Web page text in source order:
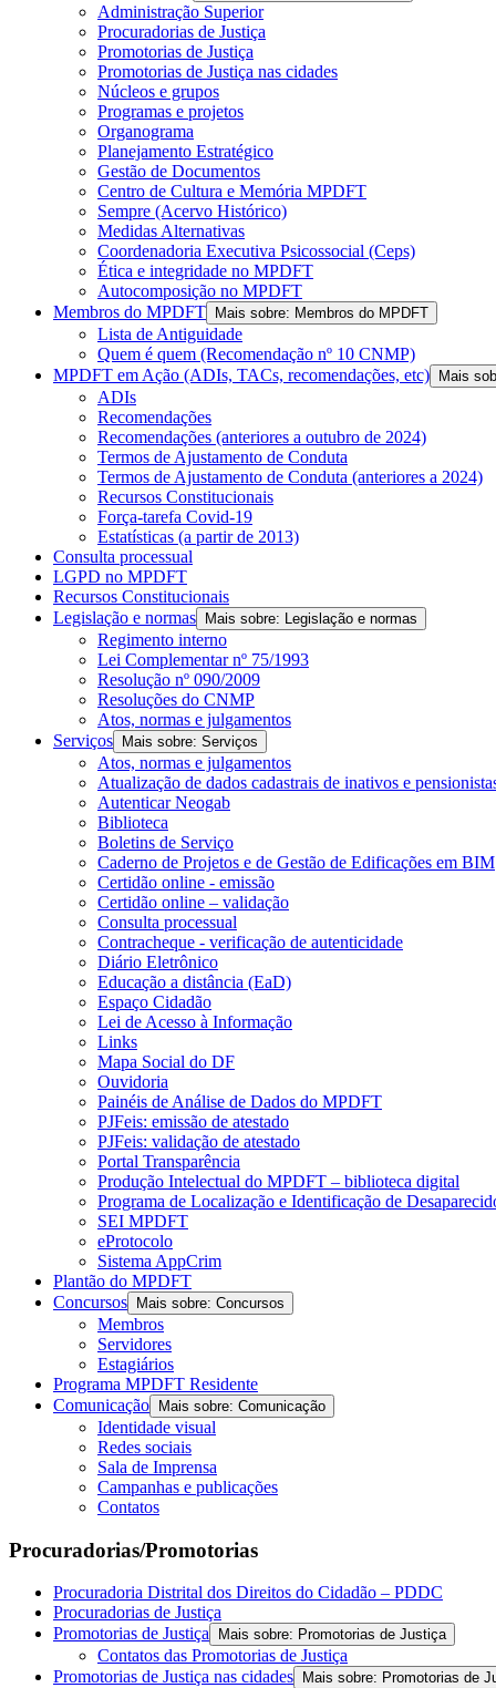
Administração Superior
Procuradorias de Justiça
Promotorias de Justiça
Promotorias de Justiça nas cidades
Núcleos e grupos
Programas e projetos
Organograma
Planejamento Estratégico
Gestão de Documentos
Centro de Cultura e Memória MPDFT
Sempre (Acervo Histórico)
Medidas Alternativas
Coordenadoria Executiva Psicossocial (Ceps)
Ética e integridade no MPDFT
Autocomposição no MPDFT
Membros do MPDFT
Mais sobre: Membros do MPDFT
Lista de Antiguidade
Quem é quem (Recomendação nº 10 CNMP)
MPDFT em Ação (ADIs, TACs, recomendações, etc)
Mais
ADIs
Recomendações
Recomendações (anteriores a outubro de 2024)
Termos de Ajustamento de Conduta
Termos de Ajustamento de Conduta (anteriores a 2024)
Recursos Constitucionais
Força-tarefa Covid-19
Estatísticas (a partir de 2013)
Consulta processual
LGPD no MPDFT
Recursos Constitucionais
Legislação e normas
Mais sobre: Legislação e normas
Regimento interno
Lei Complementar nº 75/1993
Resolução nº 090/2009
Resoluções do CNMP
Atos, normas e julgamentos
Serviços
Mais sobre: Serviços
Atos, normas e julgamentos
Atualização de dados cadastrais de inativos e
Autenticar Neogab
Biblioteca
Boletins de Serviço
Caderno de Projetos e de Gestão de Edificações em BIM
Certidão online - emissão
Certidão online – validação
Consulta processual
Contracheque - verificação de autenticidade
Diário Eletrônico
Educação a distância (EaD)
Espaço Cidadão
Lei de Acesso à Informação
Links
Mapa Social do DF
Ouvidoria
Painéis de Análise de Dados do MPDFT
PJFeis: emissão de atestado
PJFeis: validação de atestado
Portal Transparência
Produção Intelectual do MPDFT – biblioteca digital
Programa de Localização e Identificação de
SEI MPDFT
eProtocolo
Sistema AppCrim
Plantão do MPDFT
Concursos
Mais sobre: Concursos
Membros
Servidores
Estagiários
Programa MPDFT Residente
Comunicação
Mais sobre: Comunicação
Identidade visual
Redes sociais
Sala de Imprensa
Campanhas e publicações
Contatos
Procuradorias/Promotorias
Procuradoria Distrital dos Direitos do Cidadão – PDDC
Procuradorias de Justiça
Promotorias de Justiça
Mais sobre: Promotorias de Justiça
Contatos das Promotorias de Justiça
Promotorias de Justiça nas cidades
Mais sobre: Promotorias de